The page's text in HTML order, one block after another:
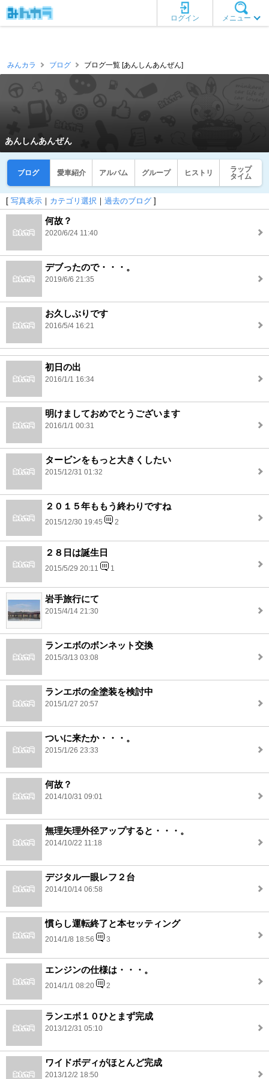
メニュー
ログイン
みんカラ ブログ ブログ一覧 [あんしんあんぜん]
あんしんあんぜん
ブログ 愛車紹介 アルバム グループ ヒストリ
ラップ
タイム
[ 写真表示 ｜ カテゴリ選択 ｜ 過去のブログ ]
何故？
2020/6/24 11:40
デブったので・・・。
2019/6/6 21:35
お久しぶりです
2016/5/4 16:21
初日の出
2016/1/1 16:34
明けましておめでとうございます
2016/1/1 00:31
タービンをもっと大きくしたい
2015/12/31 01:32
２０１５年ももう終わりですね
2015/12/30 19:45 2
２８日は誕生日
2015/5/29 20:11 1
岩手旅行にて
2015/4/14 21:30
ランエボのボンネット交換
2015/3/13 03:08
ランエボの全塗装を検討中
2015/1/27 20:57
ついに来たか・・・。
2015/1/26 23:33
何故？
2014/10/31 09:01
無理矢理外径アップすると・・・。
2014/10/22 11:18
デジタル一眼レフ２台
2014/10/14 06:58
慣らし運転終了と本セッティング
2014/1/8 18:56 3
エンジンの仕様は・・・。
2014/1/1 08:20 2
ランエボ１０ひとまず完成
2013/12/31 05:10
ワイドボディがほとんど完成
2013/12/2 18:50